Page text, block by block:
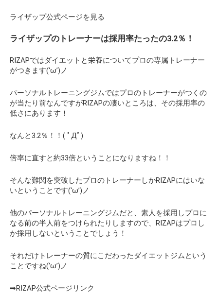
ライザップ公式ページを見る
ライザップのトレーナーは採用率たったの3.2％！
RIZAPではダイエットと栄養についてプロの専属トレーナー
がつきます(‘ω’)ノ
パーソナルトレーニングジムではプロのトレーナーがつくの
が当たり前なんですがRIZAPの凄いところは、その採用率の
低さにあります！
なんと3.2％！！( ﾟДﾟ)
倍率に直すと約33倍ということになりますね！！
そんな難関を突破したプロのトレーナーしかRIZAPにはいな
いということです(‘ω’)ノ
他のパーソナルトレーニングジムだと、素人を採用しプロに
なる前の半人前をつけられたりしますので、RIZAPはプロし
か採用しないということでしょう！
それだけトレーナーの質にこだわったダイエットジムという
ことですね(‘ω’)ノ
➡RIZAP公式ページリンク